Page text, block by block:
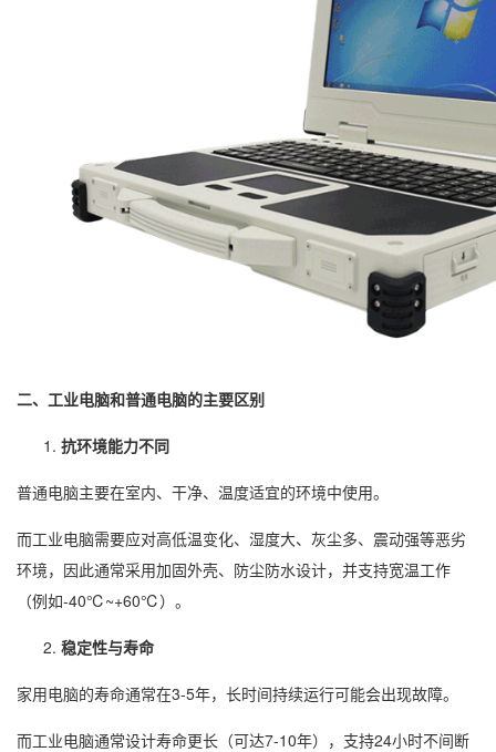
二、工业电脑和普通电脑的主要区别
抗环境能力不同
普通电脑主要在室内、干净、温度适宜的环境中使用。
而工业电脑需要应对高低温变化、湿度大、灰尘多、震动强等恶劣
环境，因此通常采用加固外壳、防尘防水设计，并支持宽温工作
（例如-40℃~+60℃）。
稳定性与寿命
家用电脑的寿命通常在3-5年，长时间持续运行可能会出现故障。
而工业电脑通常设计寿命更长（可达7-10年），支持24小时不间断